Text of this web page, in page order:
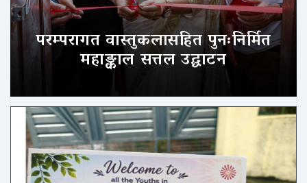
परम्परागत वास्तुकलासहित पुनःनिर्मित
महाङ्काल सत्तल उद्घाटन